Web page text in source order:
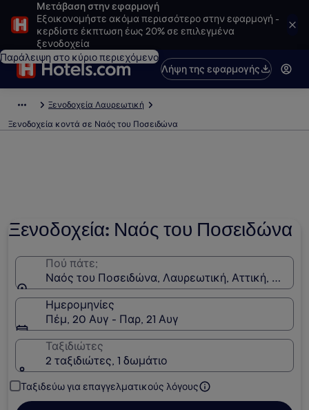
Μετάβαση στην εφαρμογή
Εξοικονομήστε ακόμα περισσότερο στην εφαρμογή -
κερδίστε έκπτωση έως 20% σε επιλεγμένα
ξενοδοχεία
Παράλειψη στο κύριο περιεχόμενο
Λήψη της εφαρμογής
Ξενοδοχεία Λαυρεωτική
Ξενοδοχεία κοντά σε Ναός του Ποσειδώνα
Ξενοδοχεία: Ναός του Ποσειδώνα
Πού πάτε;
Ναός του Ποσειδώνα, Λαυρεωτική, Αττική,
Ημερομηνίες
Πέμ, 20 Αυγ - Παρ, 21 Αυγ
Ταξιδιώτες
2 ταξιδιώτες, 1 δωμάτιο
Ταξιδεύω για επαγγελματικούς λόγους